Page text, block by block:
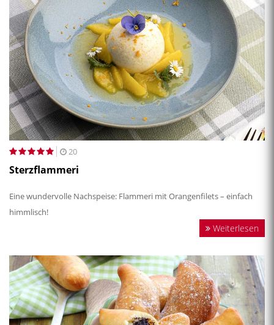
20
Sterzflammeri
Eine wundervolle Nachspeise: Flammeri mit Orangenfilets – einfach
himmlisch!
Weiterlesen